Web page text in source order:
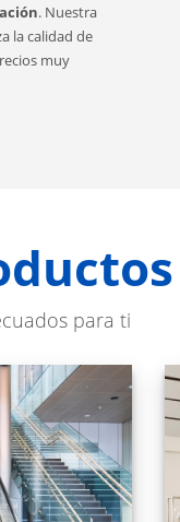
. Nuestra
la calidad de
muy
para ti